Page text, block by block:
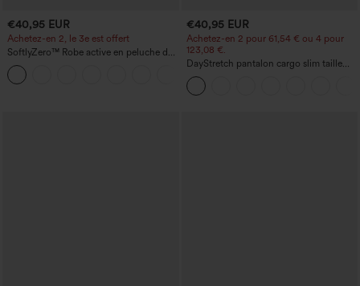
€40,95 EUR
Achetez-en 2, le 3e est offert
SoftlyZero™ Robe active en peluche dos
nu — Édition Hyper Facile
€40,95 EUR
Achetez-en 2 pour 61,54 € ou 4 pour
123,08 €.
DayStretch pantalon cargo slim taille
haute, poches zippées, uni